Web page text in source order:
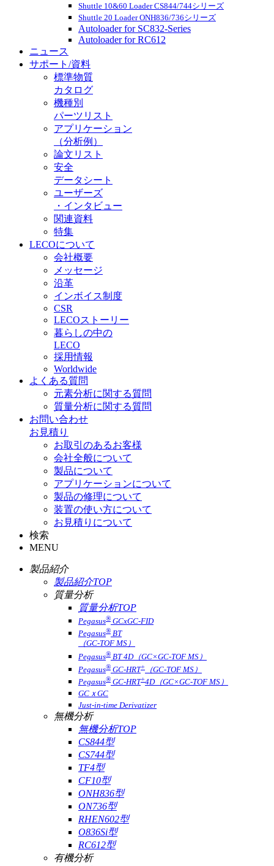
Shuttle 10&60 Loader CS844/744シリーズ
Shuttle 20 Loader ONH836/736シリーズ
Autoloader for SC832-Series
Autoloader for RC612
ニュース
サポート/資料
標準物質
カタログ
機種別
パーツリスト
アプリケーション
（分析例）
論文リスト
安全
データシート
ユーザーズ
・インタビュー
関連資料
特集
LECOについて
会社概要
メッセージ
沿革
インボイス制度
CSR
LECOストーリー
暮らしの中の
LECO
採用情報
Worldwide
よくある質問
元素分析に関する質問
質量分析に関する質問
お問い合わせ
お見積り
お取引のあるお客様
会社全般について
製品について
アプリケーションについて
製品の修理について
装置の使い方について
お見積りについて
検索
MENU
製品紹介
製品紹介TOP
質量分析
質量分析TOP
Pegasus® GCxGC-FID
Pegasus® BT
（GC-TOF MS）
Pegasus® BT 4D（GC×GC-TOF MS）
Pegasus® GC-HRT+
（GC-TOF MS）
Pegasus® GC-HRT+4D（GC×GC-TOF MS）
GCｘGC
Just-in-time Derivatizer
無機分析
無機分析TOP
CS844型
CS744型
TF4型
CF10型
ONH836型
ON736型
RHEN602型
O836Si型
RC612型
有機分析